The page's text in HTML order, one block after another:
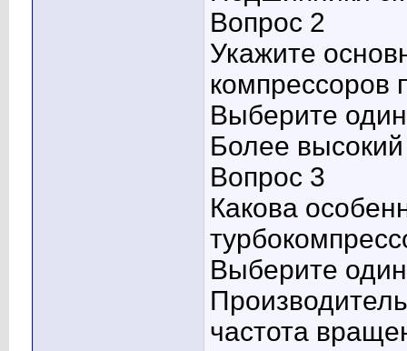
Вопрос 2
Укажите
компрессоров
Выберите
Более
Вопрос 3
Какова
Выберите
частота